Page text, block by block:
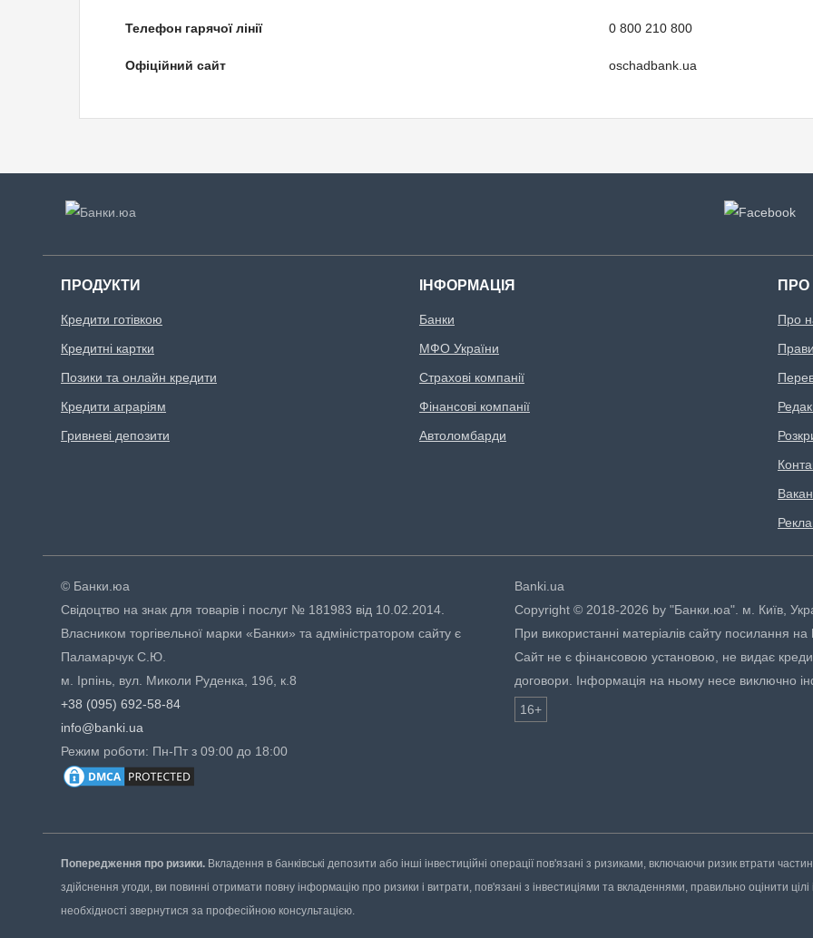
Телефон гарячої лінії 0 800 210 800
Офіційний сайт oschadbank.ua
ПРОДУКТИ
Кредити готівкою
Кредитні картки
Позики та онлайн кредити
Кредити аграріям
Гривневі депозити
ІНФОРМАЦІЯ
Банки
МФО України
Страхові компанії
Фінансові компанії
Автоломбарди
Про
© Банки.юа
Свідоцтво на знак для товарів і послуг № 181983 від 10.02.2014.
Власником торгівельної марки «Банки» та адміністратором сайту є
Паламарчук С.Ю.
м. Ірпінь, вул. Миколи Руденка, 19б, к.8
+38 (095) 692-58-84
info@banki.ua
Режим роботи: Пн-Пт з 09:00 до 18:00
Banki.ua
Copyright © 2018-2026 by "Банки.юа". м. Київ,
При використанні матеріалів сайту посилання
Сайт не є фінансовою установою, не видає
договори. Інформація на ньому несе виключно
16+
Попередження про ризики. Вкладення в банківські депозити або інші інвестиційні операції пов'язані з ризиками, включаючи ризик втрати
здійснення угоди, ви повинні отримати повну інформацію про ризики і витрати, пов'язані з інвестиціями та вкладеннями, правильно оцінити цілі
необхідності звернутися за професійною консультацією.